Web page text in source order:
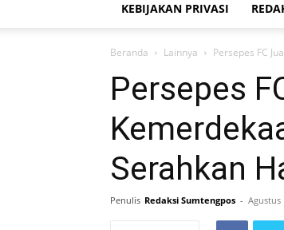
KEBIJAKAN PRIVASI
Beranda Lainnya Persepes FC
Persepes
Serahkan
Penulis Redaksi Sumtengpos - Agustus